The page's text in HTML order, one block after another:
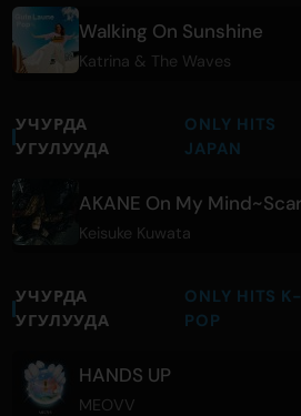
Walking On Sunshine
Katrina & The Waves
УЧУРДА
УГУЛУУДА
ONLY HITS
JAPAN
Keisuke Kuwata
УЧУРДА
УГУЛУУДА
ONLY HITS K-
POP
HANDS UP
MEOVV